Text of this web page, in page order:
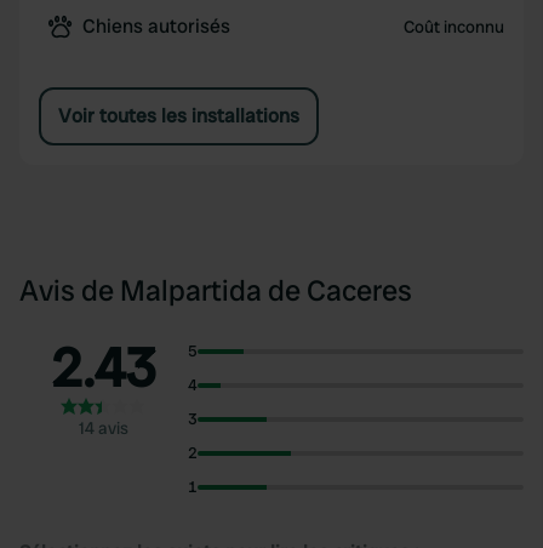
Chiens autorisés Coût inconnu
Voir toutes les installations
Avis de Malpartida de Caceres
2.43
14 avis
5
4
3
2
1